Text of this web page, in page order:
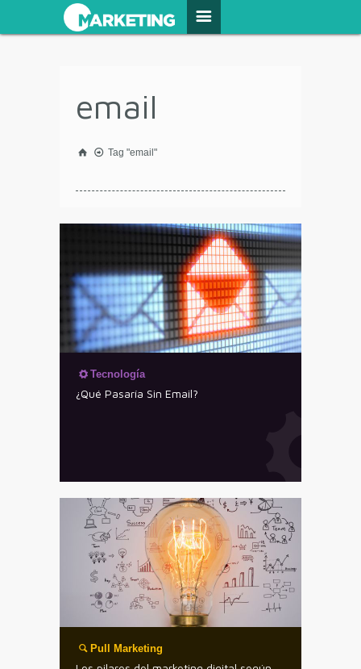
email
Tag "email"
Tecnología
¿Qué Pasaría Sin Email?
Pull Marketing